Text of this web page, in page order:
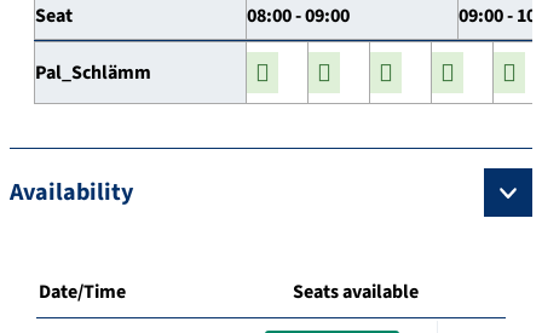
Seat 08:00 - 09:00 09:00 -
Pal_Schlämm
Availability
Date/Time Seats available